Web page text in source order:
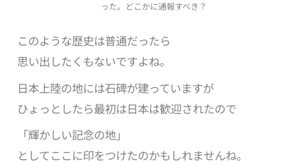
った。どこかに通報すべき？
このような歴史は普通だったら
思い出したくもないですよね。
日本上陸の地には石碑が建っていますが
ひょっとしたら最初は日本は歓迎されたので
「輝かしい記念の地」
としてここに印をつけたのかもしれませんね。